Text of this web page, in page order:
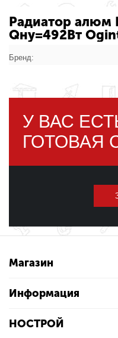
Радиатор алюм
Qну=492Вт
Бренд:
У ВАС
ГОТОВАЯ
Магазин
Информация
НОСТРОЙ